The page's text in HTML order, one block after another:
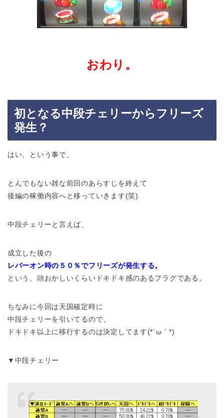
おわり。
初となる中段チェリーからフリーズ
発生？
はい、という事で。
とんでもない雑な前回のあらすじを終えて
後編の稼働内容へと移っていきます(笑)
中段チェリーと言えば、
成立した後の
レバーオン時の５０％でフリーズが発生する。
という、頭おかしいくらいドキドキ感のあるフラグである。
ちなみに今回は天国確定時に
中段チェリーを引いてるので、
ドキドキ以上に移行するのは決定してます(*´ω｀*)
▼中段チェリー